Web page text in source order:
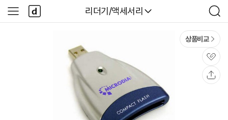
다나와
리더기/액세서리
검
색
사
이
다
나
와
상품비교
관
심